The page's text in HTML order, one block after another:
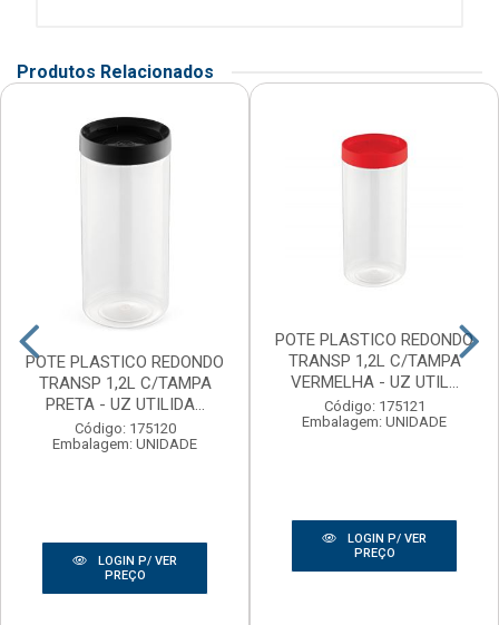
Produtos Relacionados
POTE PLASTICO REDONDO
TRANSP 1,2L C/TAMPA
PRETA - UZ UTILIDA...
Código: 175120
Embalagem: UNIDADE
LOGIN P/ VER
PREÇO
POTE PLASTICO REDONDO
TRANSP 1,2L C/TAMPA
VERMELHA - UZ UTIL...
Código: 175121
Embalagem: UNIDADE
LOGIN P/ VER
PREÇO